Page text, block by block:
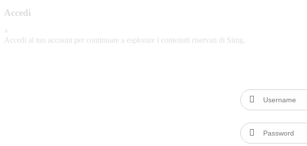
Accedi
×
Accedi al tuo account per continuare a esplorare i contenuti riservati di Siing.